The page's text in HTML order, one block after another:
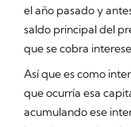
el año pasado y
saldo principal del
que se cobra
Así que es como
que ocurría esa
acumulando ese